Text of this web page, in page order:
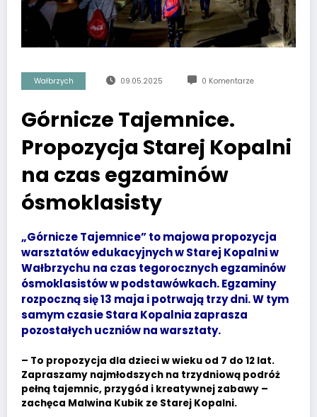
Wałbrzych 09.05.2025 0 Komentarze
Górnicze Tajemnice.
Propozycja Starej Kopalni
na czas egzaminów
ósmoklasisty
„Górnicze Tajemnice” to majowa propozycja
warsztatów edukacyjnych w Starej Kopalni w
Wałbrzychu na czas tegorocznych egzaminów
ósmoklasistów w podstawówkach. Egzaminy
rozpoczną się 13 maja i potrwają trzy dni. W tym
samym czasie Stara Kopalnia zaprasza
pozostałych uczniów na warsztaty.
– To propozycja dla dzieci w wieku od 7 do 12 lat.
Zapraszamy najmłodszych na trzydniową podróż
pełną tajemnic, przygód i kreatywnej zabawy –
zachęca Malwina Kubik ze Starej Kopalni.